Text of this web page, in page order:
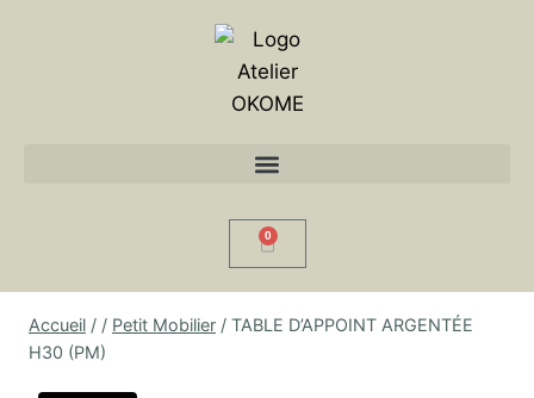
0
Accueil / / Petit Mobilier / TABLE D’APPOINT ARGENTÉE
H30 (PM)